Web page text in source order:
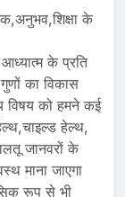
के
के प्रति
का विकास
विषय को हमने कई
हेल्थ,
जानवरों के
माना जाएगा
रूप से भी